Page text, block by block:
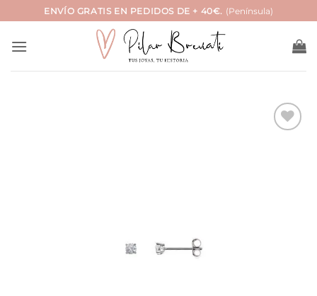
al
contenido
ENVÍO GRATIS EN PEDIDOS DE + 40€. (Península)